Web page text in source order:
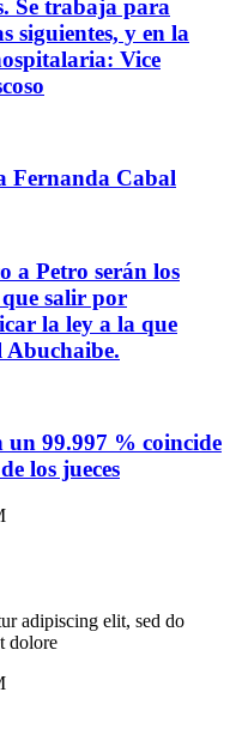
Se trabaja para
siguientes, y en la
Vice
Fernanda Cabal
a Petro serán los
salir por
la ley a la que
Abuchaibe.
un 99.997 % coincide
los jueces
adipiscing elit, sed do
dolore